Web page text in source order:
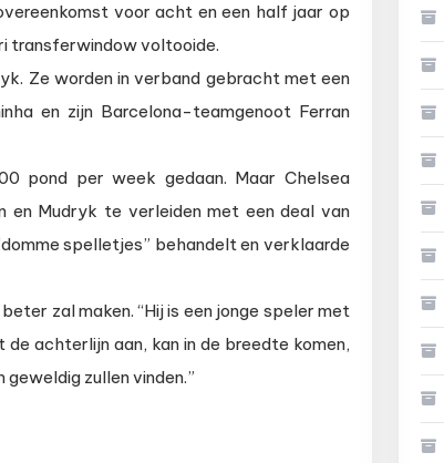
voor acht en een half jaar op
transferwindow voltooide.
Ze worden in verband gebracht met een
en zijn Barcelona-teamgenoot Ferran
pond per week gedaan. Maar Chelsea
en Mudryk te verleiden met een deal van
spelletjes” behandelt en verklaarde
zal maken. “Hij is een jonge speler met
achterlijn aan, kan in de breedte komen,
zullen vinden.”